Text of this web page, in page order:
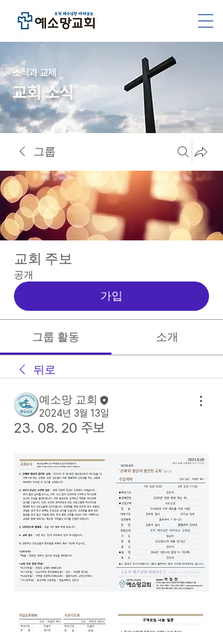
소식과 교제
교회 소식
그룹
교회 주보
공개
가입
그룹 활동 소개
뒤로
예소망 교회
2024년 3월 13일
23. 08. 20 주보